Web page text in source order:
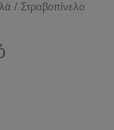
/ Στραβοπίνελο